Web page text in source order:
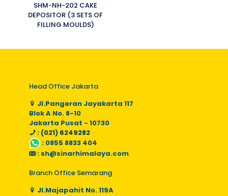
SHM-NH-202 CAKE
DEPOSITOR (3 SETS OF
FILLING MOULDS)
Head Office Jakarta
Jl.Pangeran Jayakarta 117
Blok A No. 8-10
Jakarta Pusat - 10730
: (021) 6249282
: 0855 8833 404
: sh@sinarhimalaya.com
Branch Office Semarang
Jl.Majapahit No. 119A